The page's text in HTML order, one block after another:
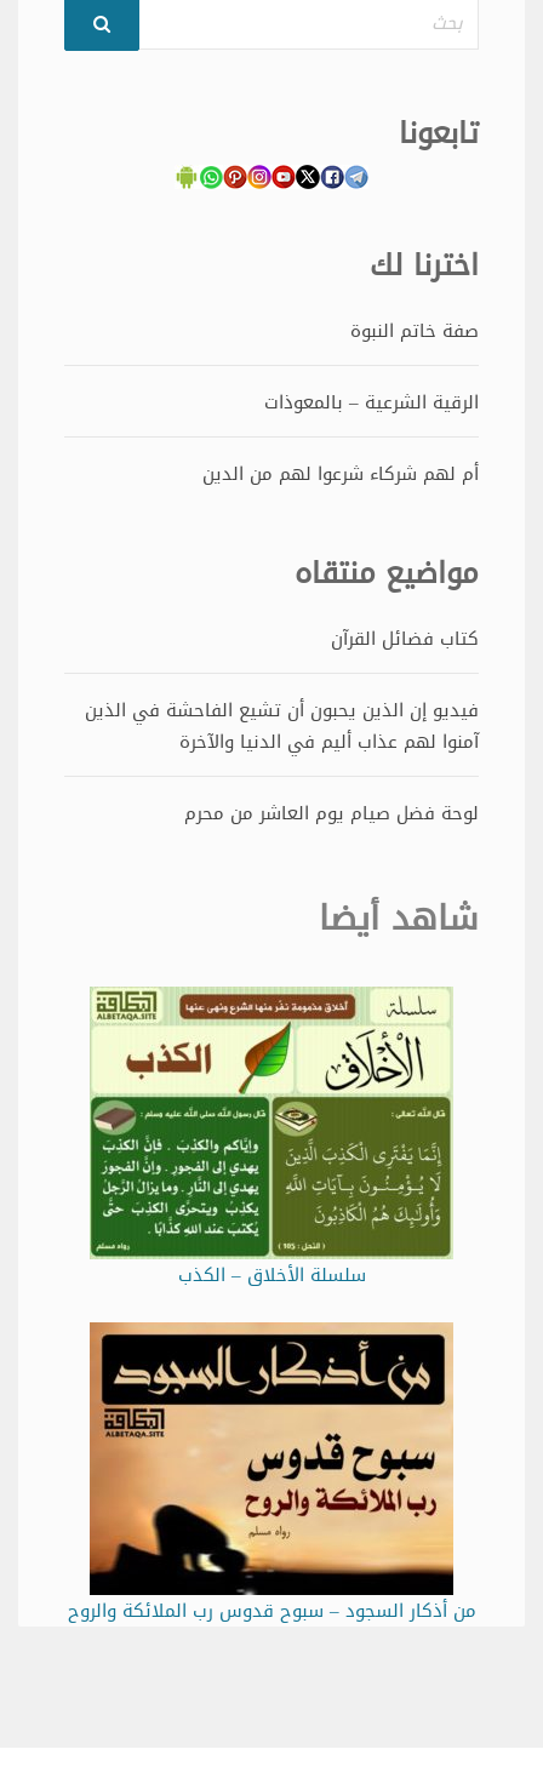
بحث
تابعونا
اخترنا لك
صفة خاتم النبوة
الرقية الشرعية – بالمعوذات
أم لهم شركاء شرعوا لهم من الدين
مواضيع منتقاه
كتاب فضائل القرآن
فيديو إن الذين يحبون أن تشيع الفاحشة في الذين
آمنوا لهم عذاب أليم في الدنيا والآخرة
لوحة فضل صيام يوم العاشر من محرم
شاهد أيضا
سلسلة الأخلاق – الكذب
من أذكار السجود – سبوح قدوس رب الملائكة والروح